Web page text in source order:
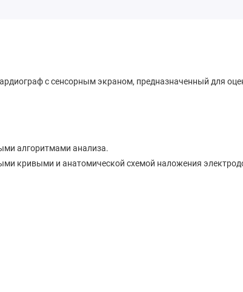
с сенсорным экраном, предназначенный для
алгоритмами анализа.
кривыми и анатомической схемой наложения